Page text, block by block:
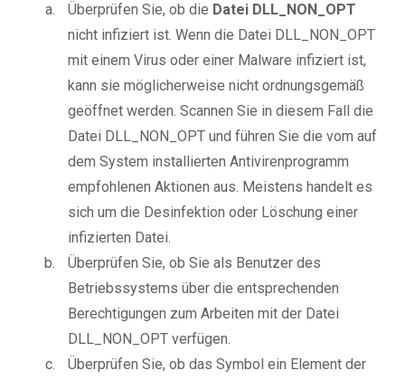
Überprüfen Sie, ob die Datei DLL_NON_OPT
nicht infiziert ist. Wenn die Datei DLL_NON_OPT
mit einem Virus oder einer Malware infiziert ist,
kann sie möglicherweise nicht ordnungsgemäß
geöffnet werden. Scannen Sie in diesem Fall die
Datei DLL_NON_OPT und führen Sie die vom auf
dem System installierten Antivirenprogramm
empfohlenen Aktionen aus. Meistens handelt es
sich um die Desinfektion oder Löschung einer
infizierten Datei.
Überprüfen Sie, ob Sie als Benutzer des
Betriebssystems über die entsprechenden
Berechtigungen zum Arbeiten mit der Datei
DLL_NON_OPT verfügen.
Überprüfen Sie, ob das Symbol ein Element der